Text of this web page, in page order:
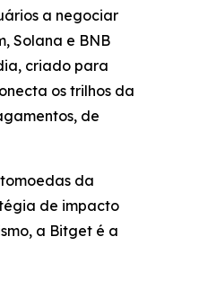
a negociar
Solana e BNB
criado para
os trilhos da
de
da
de impacto
a Bitget é a